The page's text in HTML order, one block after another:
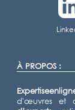
À PROPOS :
d'œuvres et